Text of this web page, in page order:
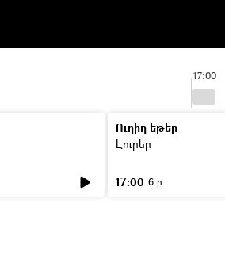
17:00
Ուղիղ եթեր
Լուրեր
17:00 6 ր